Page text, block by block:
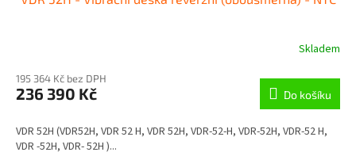
A
R
M
A
Skladem
195 364 Kč bez DPH
236 390 Kč Do košíku
VDR 52H (VDR52H, VDR 52 H, VDR 52H, VDR-52-H, VDR-52H, VDR-52 H,
VDR -52H, VDR- 52H )...